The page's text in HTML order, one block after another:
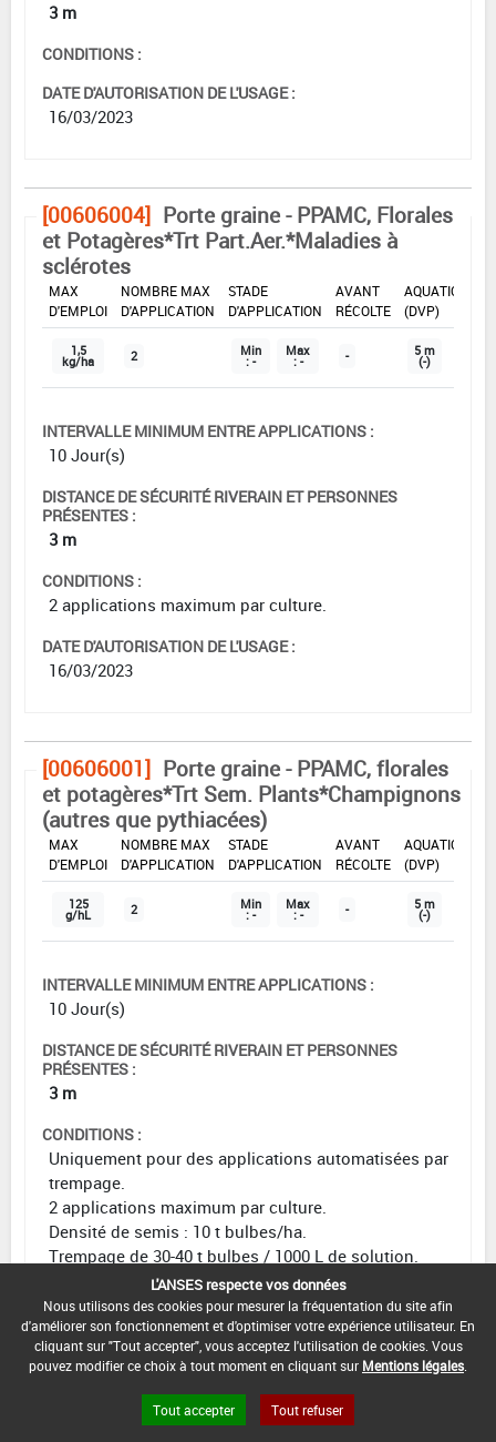
3 m
CONDITIONS :
DATE D'AUTORISATION DE L'USAGE :
16/03/2023
[00606004] Porte graine - PPAMC, Florales
et Potagères*Trt Part.Aer.*Maladies à
sclérotes
DOSE
MAX
D'EMPLOI
NOMBRE MAX
D'APPLICATION
STADE
D'APPLICATION
AVANT
RÉCOLTE
AQUATIQUE
(DVP)
1,5
kg/ha 2 Min
: -
Max
: - - 5 m
(-)
INTERVALLE MINIMUM ENTRE APPLICATIONS :
10 Jour(s)
DISTANCE DE SÉCURITÉ RIVERAIN ET PERSONNES
PRÉSENTES :
3 m
CONDITIONS :
2 applications maximum par culture.
DATE D'AUTORISATION DE L'USAGE :
16/03/2023
[00606001] Porte graine - PPAMC, florales
et potagères*Trt Sem. Plants*Champignons
(autres que pythiacées)
DOSE
MAX
D'EMPLOI
NOMBRE MAX
D'APPLICATION
STADE
D'APPLICATION
AVANT
RÉCOLTE
AQUATIQUE
(DVP)
125
g/hL 2 Min
: -
Max
: - - 5 m
(-)
INTERVALLE MINIMUM ENTRE APPLICATIONS :
10 Jour(s)
DISTANCE DE SÉCURITÉ RIVERAIN ET PERSONNES
PRÉSENTES :
3 m
CONDITIONS :
Uniquement pour des applications automatisées par
trempage.
2 applications maximum par culture.
Densité de semis : 10 t bulbes/ha.
Trempage de 30-40 t bulbes / 1000 L de solution.
DATE D'AUTORISATION DE L'USAGE :
16/03/2023
[00606001] Porte graine - PPAMC, florales
L'ANSES respecte vos données
Nous utilisons des cookies pour mesurer la fréquentation du site afin
d'améliorer son fonctionnement et d'optimiser votre expérience utilisateur. En
cliquant sur "Tout accepter", vous acceptez l'utilisation de cookies. Vous
pouvez modifier ce choix à tout moment en cliquant sur Mentions légales
Tout accepter Tout refuser